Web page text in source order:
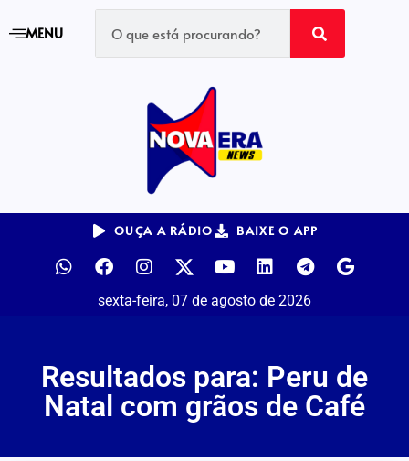
MENU
OUÇA A RÁDIO BAIXE O APP
sexta-feira, 07 de agosto de 2026
Resultados para: Peru de
Natal com grãos de Café